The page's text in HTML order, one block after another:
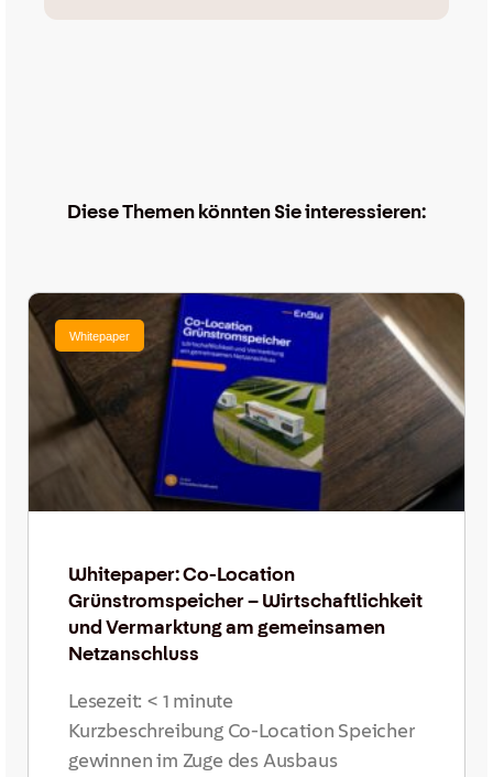
Diese Themen könnten Sie interessieren:
Whitepaper
Whitepaper: Co-Location
Grünstromspeicher – Wirtschaftlichkeit
und Vermarktung am gemeinsamen
Netzanschluss
Lesezeit: < 1 minute
Kurzbeschreibung Co-Location Speicher
gewinnen im Zuge des Ausbaus